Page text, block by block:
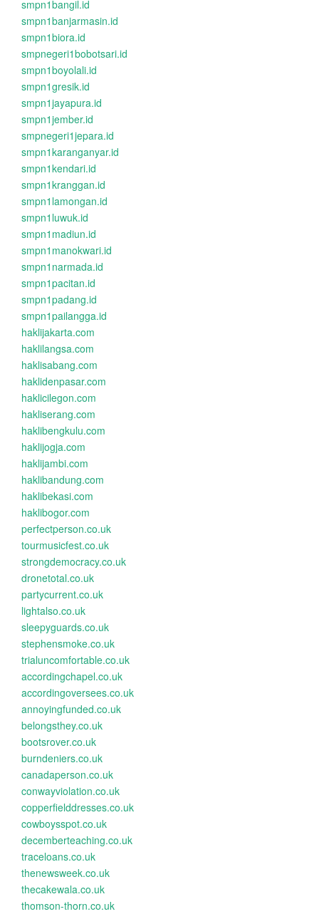
smpn1bangil.id
smpn1banjarmasin.id
smpn1biora.id
smpnegeri1bobotsari.id
smpn1boyolali.id
smpn1gresik.id
smpn1jayapura.id
smpn1jember.id
smpnegeri1jepara.id
smpn1karanganyar.id
smpn1kendari.id
smpn1kranggan.id
smpn1lamongan.id
smpn1luwuk.id
smpn1madiun.id
smpn1manokwari.id
smpn1narmada.id
smpn1pacitan.id
smpn1padang.id
smpn1pailangga.id
haklijakarta.com
haklilangsa.com
haklisabang.com
haklidenpasar.com
haklicilegon.com
hakliserang.com
haklibengkulu.com
haklijogja.com
haklijambi.com
haklibandung.com
haklibekasi.com
haklibogor.com
perfectperson.co.uk
tourmusicfest.co.uk
strongdemocracy.co.uk
dronetotal.co.uk
partycurrent.co.uk
lightalso.co.uk
sleepyguards.co.uk
stephensmoke.co.uk
trialuncomfortable.co.uk
accordingchapel.co.uk
accordingoversees.co.uk
annoyingfunded.co.uk
belongsthey.co.uk
bootsrover.co.uk
burndeniers.co.uk
canadaperson.co.uk
conwayviolation.co.uk
copperfielddresses.co.uk
cowboysspot.co.uk
decemberteaching.co.uk
traceloans.co.uk
thenewsweek.co.uk
thecakewala.co.uk
thomson-thorn.co.uk